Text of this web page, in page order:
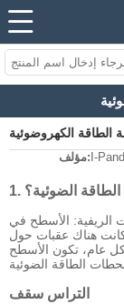
الطاقة الكهروضوئية
مؤلف: I-
الضوئية؟
الريفية: الأسطح في
هناك عقبات حول
عام، تكون الأسطح
التراس سقف